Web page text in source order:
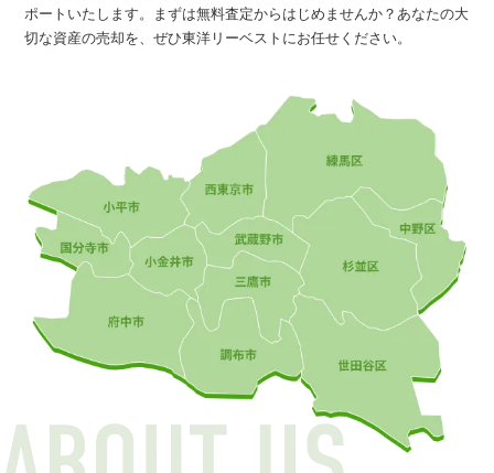
ポートいたします。まずは無料査定からはじめませんか？あなたの大
切な資産の売却を、ぜひ東洋リーベストにお任せください。